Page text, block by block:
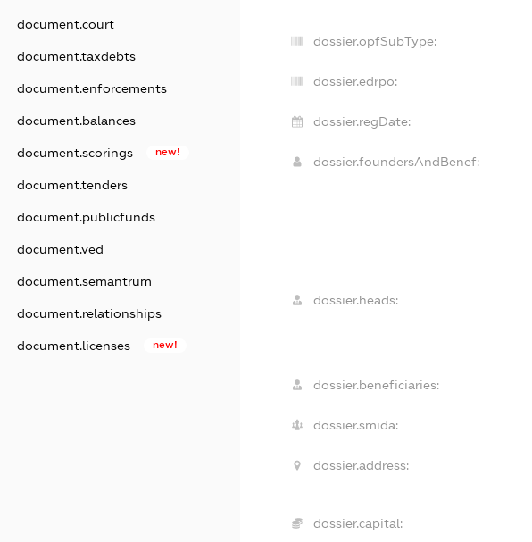
document.court
document.taxdebts
document.enforcements
document.balances
document.scorings new!
document.tenders
document.publicfunds
document.ved
document.semantrum
document.relationships
document.licenses new!
dossier.opfSubType:
dossier.edrpo:
dossier.regDate:
dossier.foundersAndBenef:
dossier.heads:
dossier.beneficiaries:
dossier.smida:
dossier.address:
dossier.capital: